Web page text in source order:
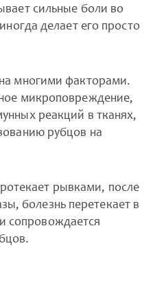
сильные боли во
делает его просто
многими факторами.
микроповреждение,
реакций в тканях,
рубцов на
рывками, после
болезнь перетекает в
сопровождается